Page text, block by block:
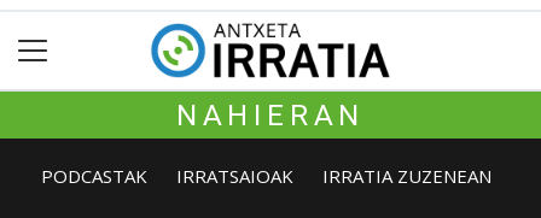
NAHIERAN
PODCASTAK IRRATSAIOAK IRRATIA ZUZENEAN